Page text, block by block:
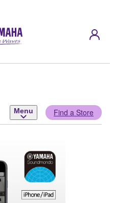
Menu Find a Store